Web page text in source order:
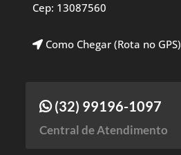
Cep: 13087560
Como Chegar (Rota no GPS)
(32) 99196-1097
Central de Atendimento